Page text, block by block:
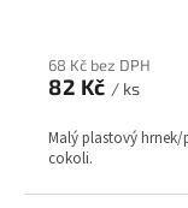
68 Kč bez DPH
82 Kč / ks
Malý plastový
cokoli.